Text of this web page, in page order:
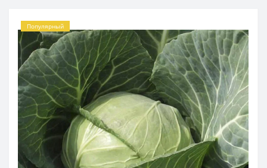
Популярный